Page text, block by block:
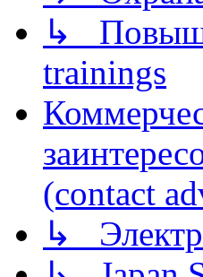
↳
trainings
(contact
↳